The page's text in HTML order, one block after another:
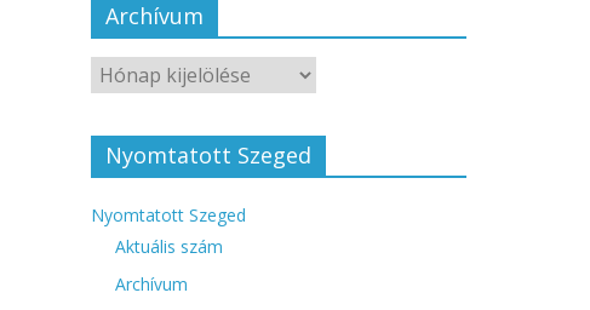
Archívum
Nyomtatott Szeged
Nyomtatott Szeged
Aktuális szám
Archívum